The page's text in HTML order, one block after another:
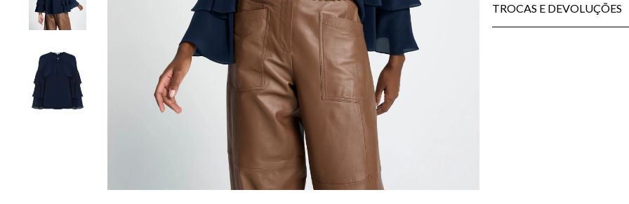
TROCAS E DEVOLUÇÕES